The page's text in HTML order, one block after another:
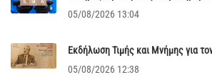
05/08/2026 13:04
Εκδήλωση Τιμής και Μνήμης για
05/08/2026 12:38